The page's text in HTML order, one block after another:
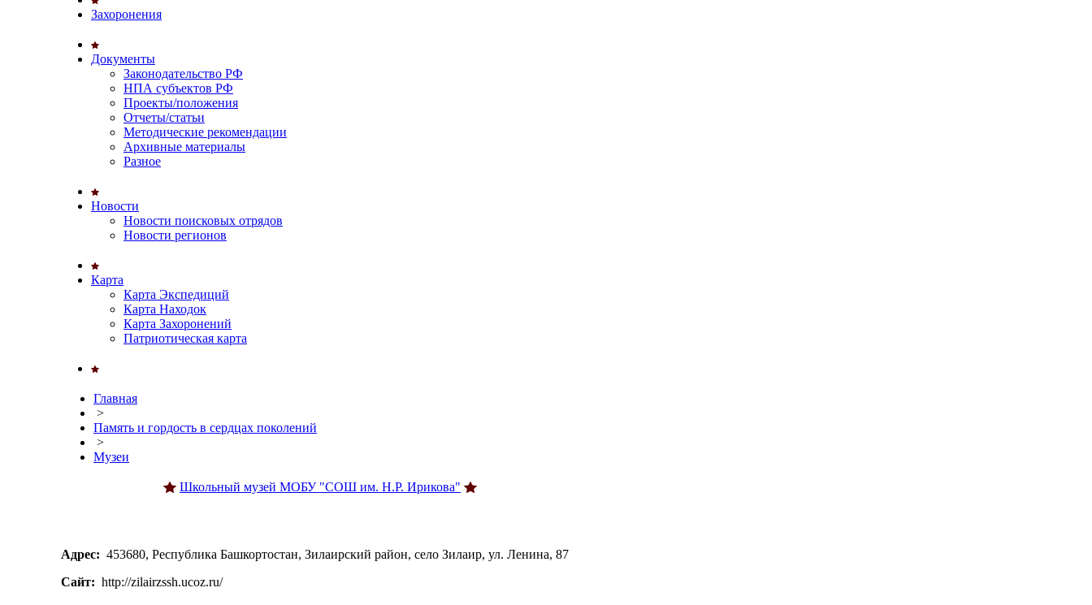
Захоронения
Документы
Законодательство РФ
НПА субъектов РФ
Проекты/положения
Отчеты/статьи
Методические рекомендации
Архивные материалы
Разное
Новости
Новости поисковых отрядов
Новости регионов
Карта
Карта Экспедиций
Карта Находок
Карта Захоронений
Патриотическая карта
Главная
>
Память и гордость в сердцах поколений
>
Музеи
Школьный музей МОБУ "СОШ им. Н.Р. Ирикова"
Адрес: 453680, Республика Башкортостан, Зилаирский район, село Зилаир, ул. Ленина, 87
Сайт: http://zilairzssh.ucoz.ru/